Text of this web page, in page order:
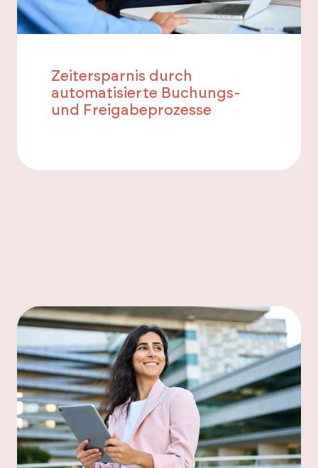
Zeitersparnis durch
automatisierte Buchungs-
und Freigabeprozesse